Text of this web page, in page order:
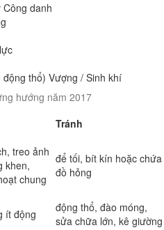
Công danh
thổ) Vượng / Sinh khí
hướng năm 2017
Tránh
treo ảnh
khen,
chung
để tối, bít kín hoặc chứa
đồ hỏng
ít động
động thổ, đào móng,
sửa chữa lớn, kê giường